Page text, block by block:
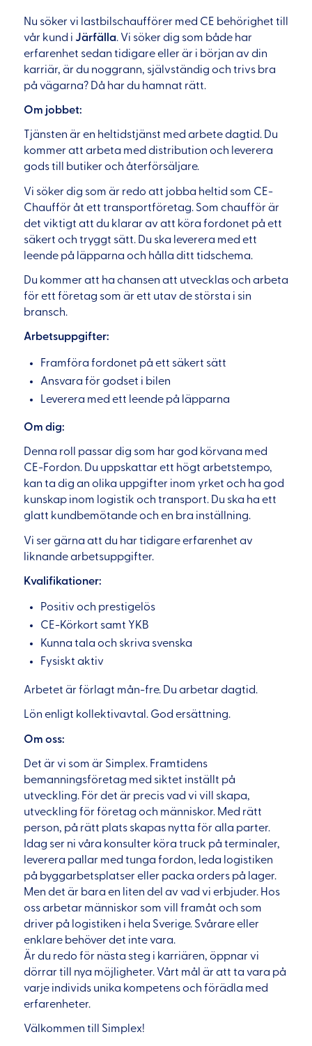
Nu söker vi lastbilschaufförer med CE behörighet till
vår kund i Järfälla. Vi söker dig som både har
erfarenhet sedan tidigare eller är i början av din
karriär, är du noggrann, självständig och trivs bra
på vägarna? Då har du hamnat rätt.
Om jobbet:
Tjänsten är en heltidstjänst med arbete dagtid. Du
kommer att arbeta med distribution och leverera
gods till butiker och återförsäljare.
Vi söker dig som är redo att jobba heltid som CE-
Chaufför åt ett transportföretag. Som chaufför är
det viktigt att du klarar av att köra fordonet på ett
säkert och tryggt sätt. Du ska leverera med ett
leende på läpparna och hålla ditt tidschema.
Du kommer att ha chansen att utvecklas och arbeta
för ett företag som är ett utav de största i sin
bransch.
Arbetsuppgifter:
Framföra fordonet på ett säkert sätt
Ansvara för godset i bilen
Leverera med ett leende på läpparna
Om dig:
Denna roll passar dig som har god körvana med
CE-Fordon. Du uppskattar ett högt arbetstempo,
kan ta dig an olika uppgifter inom yrket och ha god
kunskap inom logistik och transport. Du ska ha ett
glatt kundbemötande och en bra inställning.
Vi ser gärna att du har tidigare erfarenhet av
liknande arbetsuppgifter.
Kvalifikationer:
Positiv och prestigelös
CE-Körkort samt YKB
Kunna tala och skriva svenska
Fysiskt aktiv
Arbetet är förlagt mån-fre. Du arbetar dagtid.
Lön enligt kollektivavtal. God ersättning.
Om oss:
Det är vi som är Simplex. Framtidens
bemanningsföretag med siktet inställt på
utveckling. För det är precis vad vi vill skapa,
utveckling för företag och människor. Med rätt
person, på rätt plats skapas nytta för alla parter.
Idag ser ni våra konsulter köra truck på terminaler,
leverera pallar med tunga fordon, leda logistiken
på byggarbetsplatser eller packa orders på lager.
Men det är bara en liten del av vad vi erbjuder. Hos
oss arbetar människor som vill framåt och som
driver på logistiken i hela Sverige. Svårare eller
enklare behöver det inte vara.
Är du redo för nästa steg i karriären, öppnar vi
dörrar till nya möjligheter. Vårt mål är att ta vara på
varje individs unika kompetens och förädla med
erfarenheter.
Välkommen till Simplex!